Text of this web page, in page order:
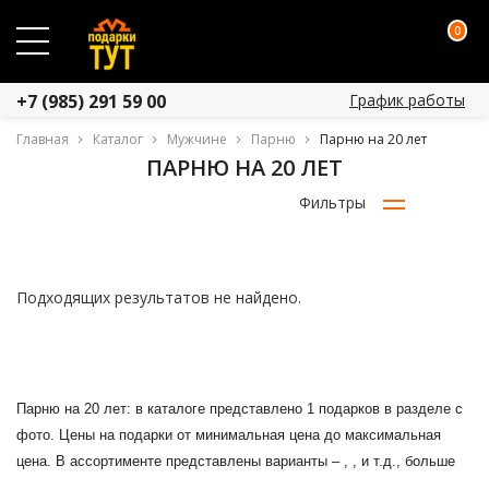
0
+7 (985) 291 59 00 График работы
Главная Каталог Мужчине Парню Парню на 20 лет
ПАРНЮ НА 20 ЛЕТ
Фильтры
Подходящих результатов не найдено.
Парню на 20 лет: в каталоге представлено 1 подарков в разделе с
фото. Цены на подарки от минимальная цена до максимальная
цена. В ассортименте представлены варианты – , , и т.д., больше